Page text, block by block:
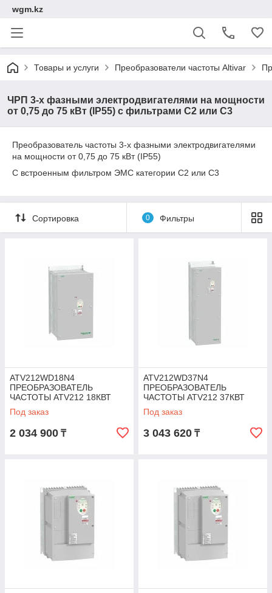
wgm.kz
Товары и услуги Преобразователи частоты Altivar
ЧРП 3-х фазными электродвигателями на мощности
от 0,75 до 75 кВт (IP55) с фильтрами С2 или С3
Преобразователь частоты 3-х фазными электродвигателями
на мощности от 0,75 до 75 кВт (IP55)
С встроенным фильтром ЭМС категории С2 или С3
Сортировка 0 Фильтры
ATV212WD18N4
ПРЕОБРАЗОВАТЕЛЬ
ЧАСТОТЫ ATV212 18КВТ
480В IP55
Под заказ
2 034 900 ₸
ATV212WD37N4
ПРЕОБРАЗОВАТЕЛЬ
ЧАСТОТЫ ATV212 37КВТ
480В IP55
Под заказ
3 043 620 ₸